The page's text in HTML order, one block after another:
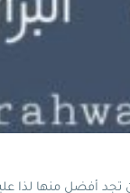
أفضل منها لذا